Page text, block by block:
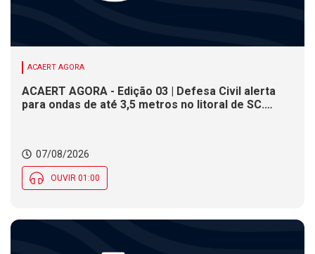
ACAERT AGORA
ACAERT AGORA - Edição 03 | Defesa Civil alerta
para ondas de até 3,5 metros no litoral de SC.
07/08/2026
OUVIR 01:00